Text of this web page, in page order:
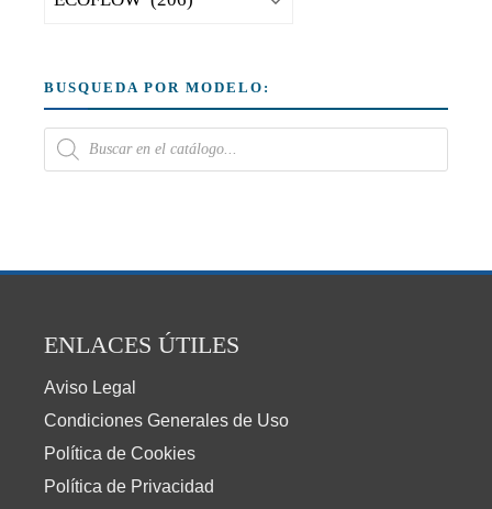
BUSQUEDA POR MODELO:
ENLACES ÚTILES
Aviso Legal
Condiciones Generales de Uso
Política de Cookies
Política de Privacidad